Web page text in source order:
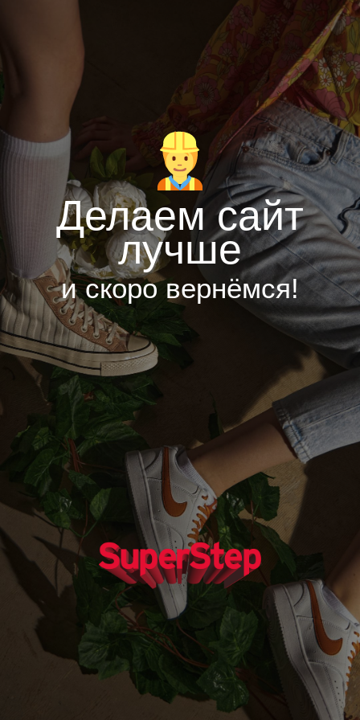
Делаем сайт
лучше
и скоро вернёмся!